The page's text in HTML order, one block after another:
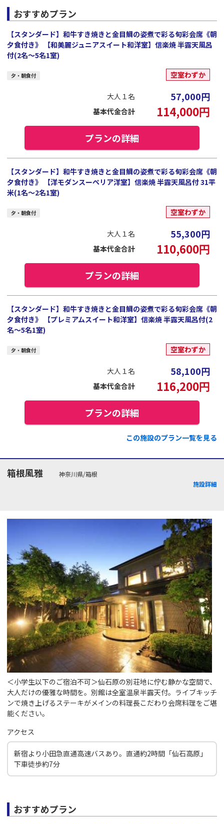
おすすめプラン
【スタンダード】和牛すき焼きと金目鯛の姿煮で彩る旬彩会席《朝
夕食付き》 【和美麗ジュニアスイート和洋室】信楽焼 半露天風呂
付(2名～5名1室)
夕・朝食付 空室わずか
大人１名 57,000円
基本代金合計 114,000円
プランの詳細
【スタンダード】和牛すき焼きと金目鯛の姿煮で彩る旬彩会席《朝
夕食付き》 【洋モダンスーペリア洋室】信楽焼 半露天風呂付 31平
米(1名～2名1室)
夕・朝食付 空室わずか
大人１名 55,300円
基本代金合計 110,600円
プランの詳細
【スタンダード】和牛すき焼きと金目鯛の姿煮で彩る旬彩会席《朝
夕食付き》 【プレミアムスイート和洋室】信楽焼 半露天風呂付(2
名～5名1室)
夕・朝食付 空室わずか
大人１名 58,100円
基本代金合計 116,200円
プランの詳細
この施設のプラン一覧を見る
箱根風雅
神奈川県/箱根
施設詳細
＜小学生以下のご宿泊不可＞仙石原の別荘地に佇む静かな空間で、
大人だけの優雅な時間を。別館は全室温泉半露天付。ライブキッチ
ンで焼き上げるステーキがメインの料理長こだわり会席料理をご堪
能ください。
アクセス
新宿より小田急直通高速バスあり。直通約2時間「仙石高原」
下車徒歩約7分
おすすめプラン